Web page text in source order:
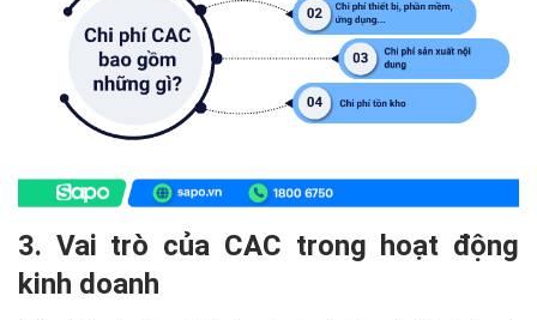
3. Vai trò của CAC trong hoạt động
kinh doanh